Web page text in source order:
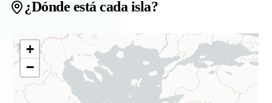
¿Dónde está cada isla?
+
−